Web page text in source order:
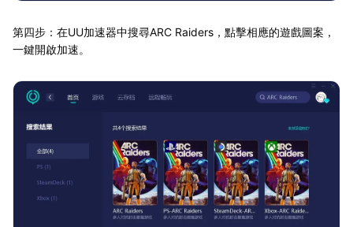
第四步：在UU加速器中搜尋ARC Raiders，點擊相應的遊戲圖案，
一鍵開啟加速。